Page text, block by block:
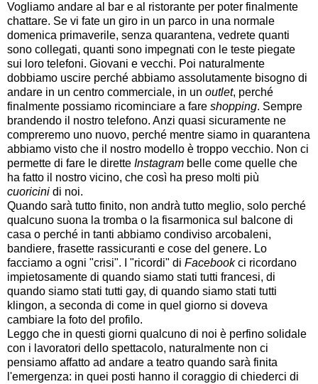
Vogliamo andare al bar e al ristorante per poter finalmente
chattare. Se vi fate un giro in un parco in una normale
domenica primaverile, senza quarantena, vedrete quanti
sono collegati, quanti sono impegnati con le teste piegate
sui loro telefoni. Giovani e vecchi. Poi naturalmente
dobbiamo uscire perché abbiamo assolutamente bisogno di
andare in un centro commerciale, in un outlet, perché
finalmente possiamo ricominciare a fare shopping. Sempre
brandendo il nostro telefono. Anzi quasi sicuramente ne
compreremo uno nuovo, perché mentre siamo in quarantena
abbiamo visto che il nostro modello è troppo vecchio. Non ci
permette di fare le dirette Instagram belle come quelle che
ha fatto il nostro vicino, che così ha preso molti più
cuoricini di noi.
Quando sarà tutto finito, non andrà tutto meglio, solo perché
qualcuno suona la tromba o la fisarmonica sul balcone di
casa o perché in tanti abbiamo condiviso arcobaleni,
bandiere, frasette rassicuranti e cose del genere. Lo
facciamo a ogni "crisi". I "ricordi" di Facebookci ricordano
impietosamente di quando siamo stati tutti francesi, di
quando siamo stati tutti gay, di quando siamo stati tutti
klingon, a seconda di come in quel giorno si doveva
cambiare la foto del profilo.
Leggo che in questi giorni qualcuno di noi è perfino solidale
con i lavoratori dello spettacolo, naturalmente non ci
pensiamo affatto ad andare a teatro quando sarà finita
l'emergenza: in quei posti hanno il coraggio di chiederci di